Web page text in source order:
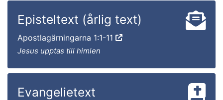
Episteltext (årlig text)
Apostlagärningarna 1:1-11
Jesus upptas till himlen
Evangelietext